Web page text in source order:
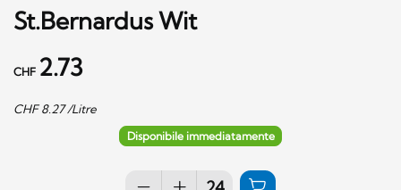
St.Bernardus Wit
CHF 2.73
CHF8.27/Litre
Disponibile immediatamente